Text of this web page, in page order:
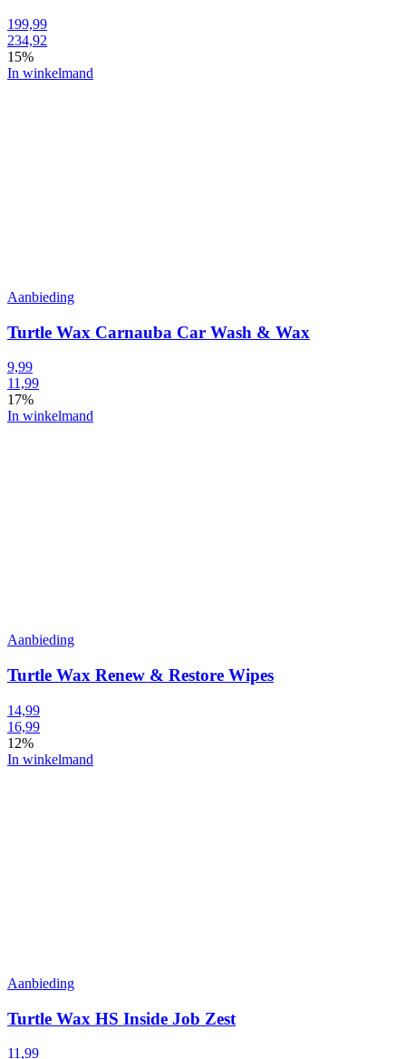
199,99
234,92
15%
In winkelmand
Aanbieding
Turtle Wax Carnauba Car Wash & Wax
9,99
11,99
17%
In winkelmand
Aanbieding
Turtle Wax Renew & Restore Wipes
14,99
16,99
12%
In winkelmand
Aanbieding
Turtle Wax HS Inside Job Zest
11,99